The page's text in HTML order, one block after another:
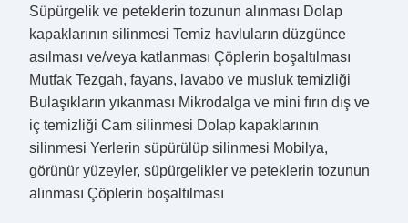
Süpürgelik ve peteklerin tozunun alınması Dolap
kapaklarının silinmesi Temiz havluların düzgünce
asılması ve/veya katlanması Çöplerin boşaltılması
Mutfak Tezgah, fayans, lavabo ve musluk temizliği
Bulaşıkların yıkanması Mikrodalga ve mini fırın dış ve
iç temizliği Cam silinmesi Dolap kapaklarının
silinmesi Yerlerin süpürülüp silinmesi Mobilya,
görünür yüzeyler, süpürgelikler ve peteklerin tozunun
alınması Çöplerin boşaltılması